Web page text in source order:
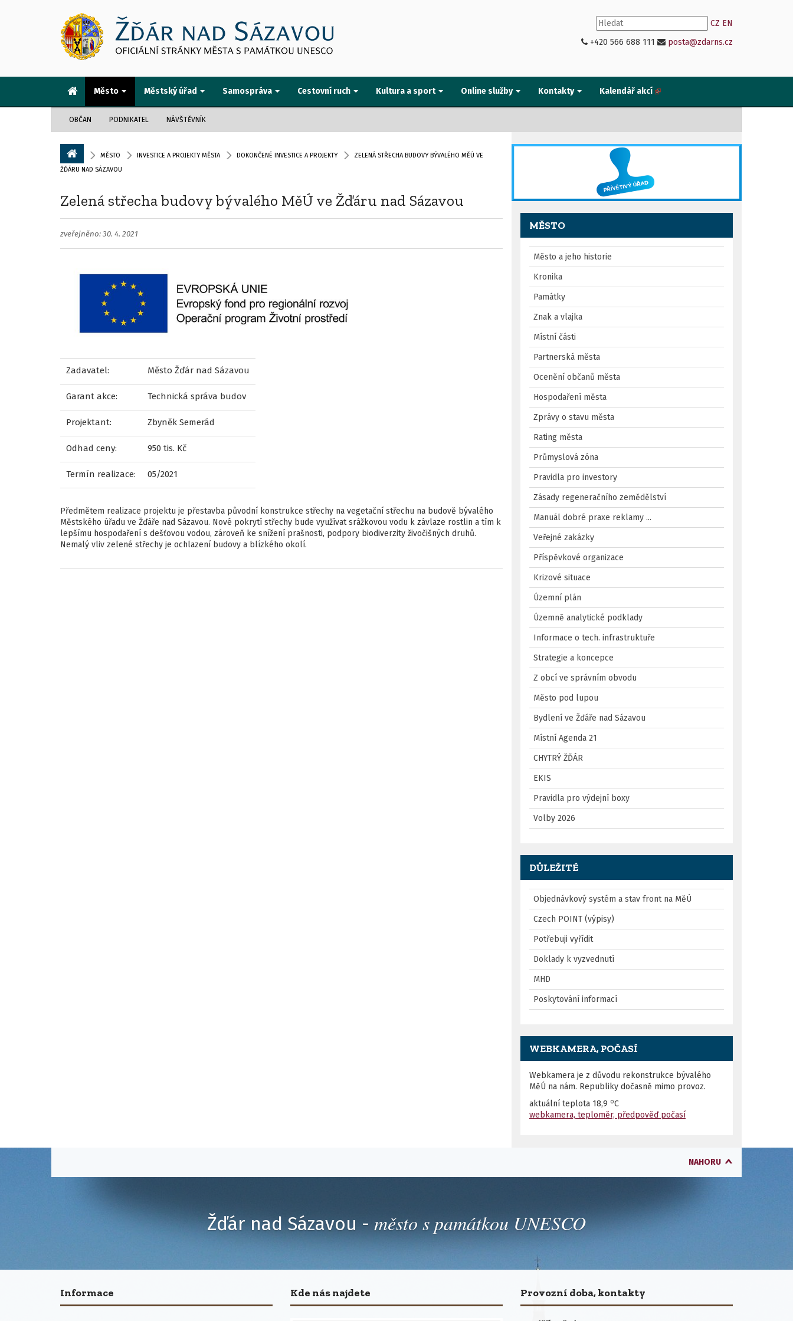
CZ EN
+420 566 688 111
posta@zdarns.cz
Město Městský úřad Samospráva Cestovní ruch Kultura a sport Online služby Kontakty Kalendář akcí
OBČAN PODNIKATEL NÁVŠTĚVNÍK
MĚSTO INVESTICE A PROJEKTY MĚSTA DOKONČENÉ INVESTICE A PROJEKTY
ZELENÁ STŘECHA BUDOVY BÝVALÉHO MĚÚ VE
ŽĎÁRU NAD SÁZAVOU
Zelená střecha budovy bývalého MěÚ ve Žďáru nad Sázavou
zveřejněno: 30. 4. 2021
Zadavatel: Město Žďár nad Sázavou
Garant akce: Technická správa budov
Projektant: Zbyněk Semerád
Odhad ceny: 950 tis. Kč
Termín realizace: 05/2021
Předmětem realizace projektu je přestavba původní konstrukce střechy na vegetační střechu na budově bývalého
Městského úřadu ve Žďáře nad Sázavou. Nové pokrytí střechy bude využívat srážkovou vodu k závlaze rostlin a tím k
lepšímu hospodaření s dešťovou vodou, zároveň ke snížení prašnosti, podpory biodiverzity živočišných druhů.
Nemalý vliv zelené střechy je ochlazení budovy a blízkého okolí.
MĚSTO
Město a jeho historie
Kronika
Památky
Znak a vlajka
Místní části
Partnerská města
Ocenění občanů města
Hospodaření města
Zprávy o stavu města
Rating města
Průmyslová zóna
Pravidla pro investory
Zásady regeneračního zemědělství
Manuál dobré praxe reklamy ...
Veřejné zakázky
Příspěvkové organizace
Krizové situace
Územní plán
Územně analytické podklady
Informace o tech. infrastruktuře
Strategie a koncepce
Z obcí ve správním obvodu
Město pod lupou
Bydlení ve Žďáře nad Sázavou
Místní Agenda 21
CHYTRÝ ŽĎÁR
EKIS
Pravidla pro výdejní boxy
Volby 2026
DŮLEŽITÉ
Objednávkový systém a stav front na MěÚ
Czech POINT (výpisy)
Potřebuji vyřídit
Doklady k vyzvednutí
MHD
Poskytování informací
WEBKAMERA, POČASÍ
Webkamera je z důvodu rekonstrukce bývalého
MěÚ na nám. Republiky dočasně mimo provoz.
aktuální teplota 18,9 oC
webkamera, teploměr, předpověď počasí
NAHORU
Žďár nad Sázavou - město s památkou UNESCO
Informace Provozní doba, kontakty
Kde nás najdete